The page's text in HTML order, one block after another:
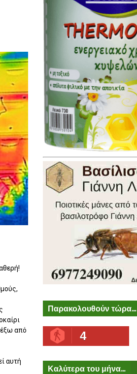
έξω από
αυτή
Παρακολουθούν τώρα...
4
Καλύτερα του μήνα...